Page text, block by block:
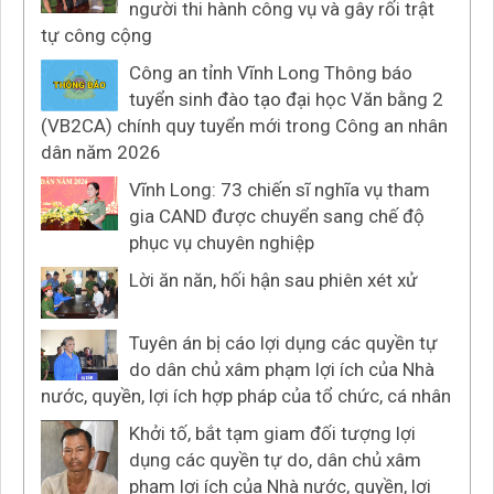
người thi hành công vụ và gây rối trật
tự công cộng
Công an tỉnh Vĩnh Long Thông báo
tuyển sinh đào tạo đại học Văn bằng 2
(VB2CA) chính quy tuyển mới trong Công an nhân
dân năm 2026
Vĩnh Long: 73 chiến sĩ nghĩa vụ tham
gia CAND được chuyển sang chế độ
phục vụ chuyên nghiệp
Lời ăn năn, hối hận sau phiên xét xử
Tuyên án bị cáo lợi dụng các quyền tự
do dân chủ xâm phạm lợi ích của Nhà
nước, quyền, lợi ích hợp pháp của tổ chức, cá nhân
Khởi tố, bắt tạm giam đối tượng lợi
dụng các quyền tự do, dân chủ xâm
phạm lợi ích của Nhà nước, quyền, lợi